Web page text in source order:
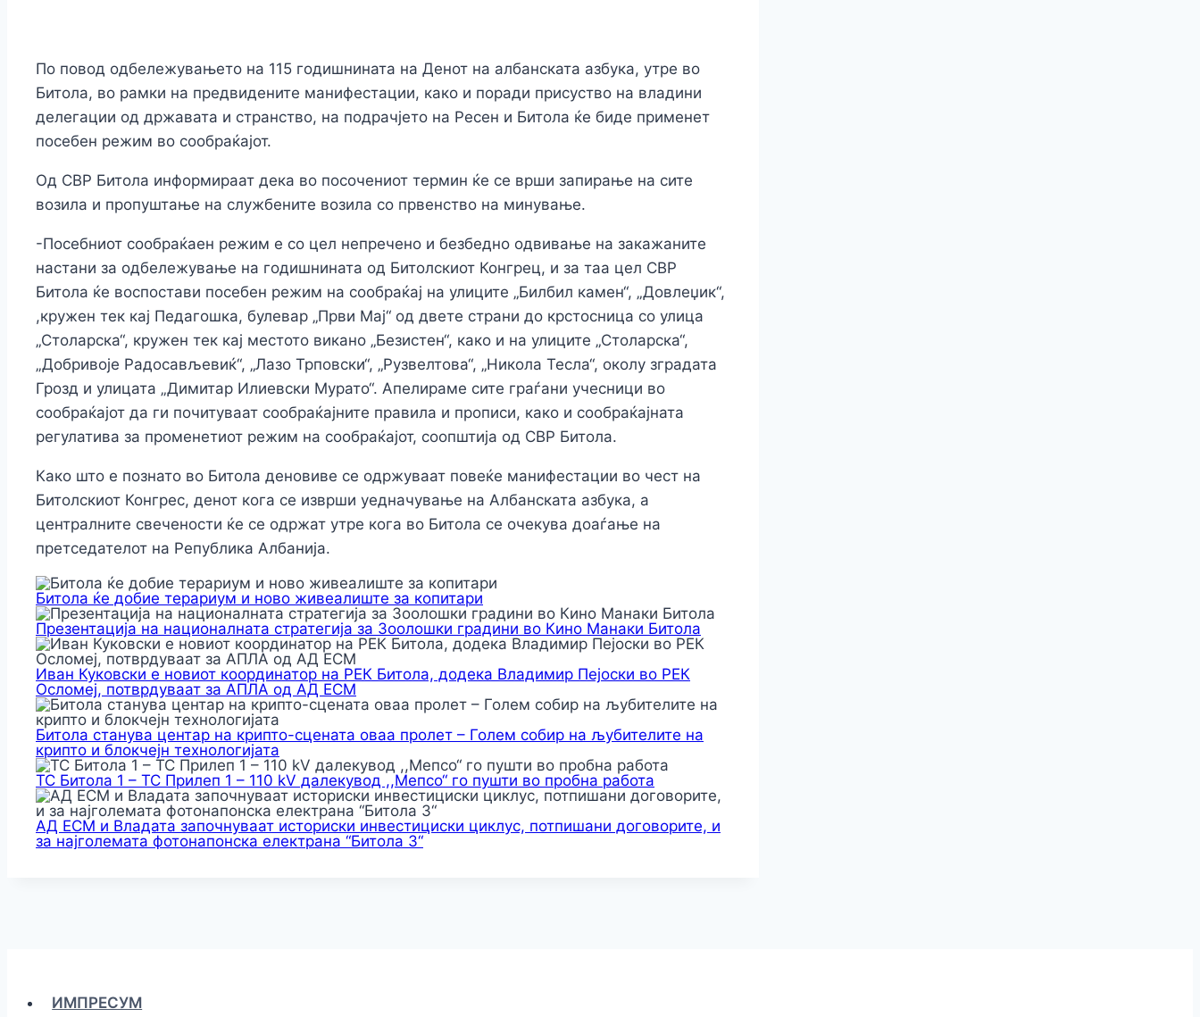
По повод одбележувањето на 115 годишнината на Денот на албанската азбука, утре во
Битола, во рамки на предвидените манифестации, како и поради присуство на владини
делегации од државата и странство, на подрачјето на Ресен и Битола ќе биде применет
посебен режим во сообраќајот.
Од СВР Битола информираат дека во посочениот термин ќе се врши запирање на сите
возила и пропуштање на службените возила со првенство на минување.
-Посебниот сообраќаен режим е со цел непречено и безбедно одвивање на закажаните
настани за одбележување на годишнината од Битолскиот Конгрец, и за таа цел СВР
Битола ќе воспостави посебен режим на сообраќај на улиците „Билбил камен“, „Довлеџик“,
,кружен тек кај Педагошка, булевар „Први Мај“ од двете страни до крстосница со улица
„Столарска“, кружен тек кај местото викано „Безистен“, како и на улиците „Столарска“,
„Добривоје Радосављевиќ“, „Лазо Трповски“, „Рузвелтова“, „Никола Тесла“, околу зградата
Грозд и улицата „Димитар Илиевски Мурато“. Апелираме сите граѓани учесници во
сообраќајот да ги почитуваат сообраќајните правила и прописи, како и сообраќајната
регулатива за променетиот режим на сообраќајот, соопштија од СВР Битола.
Како што е познато во Битола деновиве се одржуваат повеќе манифестации во чест на
Битолскиот Конгрес, денот кога се изврши уедначување на Албанската азбука, а
централните свечености ќе се одржат утре кога во Битола се очекува доаѓање на
претседателот на Република Албанија.
Битола ќе добие терариум и ново живеалиште за копитари
Презентација на националната стратегија за Зоолошки градини во Кино Манаки Битола
Иван Куковски е новиот координатор на РЕК Битола, додека Владимир Пејоски во РЕК
Осломеј, потврдуваат за АПЛА од АД ЕСМ
Битола станува центар на крипто-сцената оваа пролет – Голем собир на љубителите на
крипто и блокчејн технологијата
ТС Битола 1 – ТС Прилеп 1 – 110 kV далекувод ,,Мепсо“ го пушти во пробна работа
АД ЕСМ и Владата започнуваат историски инвестициски циклус, потпишани договорите, и
за најголемата фотонапонска електрана “Битола 3“
ИМПРЕСУМ